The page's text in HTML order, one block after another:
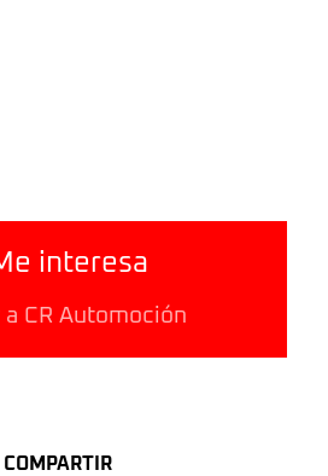
interesa
a CR Automoción
COMPARTIR